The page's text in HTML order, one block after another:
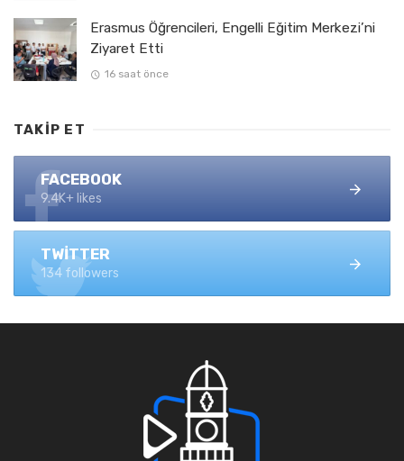
Erasmus Öğrencileri, Engelli Eğitim Merkezi’ni
Ziyaret Etti
16 saat önce
TAKIP ET
FACEBOOK
9.4K+ likes
TWITTER
134 followers